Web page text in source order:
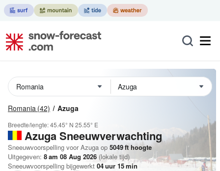
Romania (42) Azuga
Breedte/lengte:45.45° N 25.55° E
AzugaSneeuwverwachting
Sneeuwvoorspelling voor Azuga op 5049ft hoogte
Uitgegeven: 8 am 08 Aug 2026 (lokale tijd)
Sneeuwvoorspelling bijgewerkt 04uur 15min